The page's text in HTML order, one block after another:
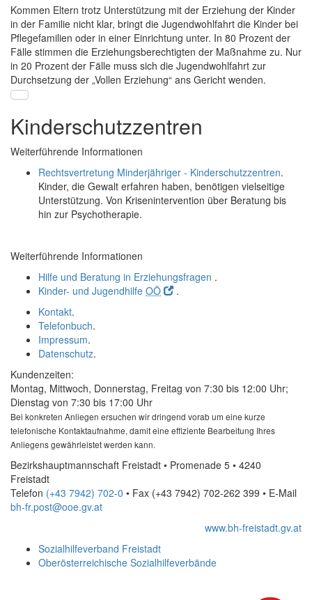
Kommen Eltern trotz Unterstützung mit der Erziehung der Kinder
in der Familie nicht klar, bringt die Jugendwohlfahrt die Kinder bei
Pflegefamilien oder in einer Einrichtung unter. In 80 Prozent der
Fälle stimmen die Erziehungsberechtigten der Maßnahme zu. Nur
in 20 Prozent der Fälle muss sich die Jugendwohlfahrt zur
Durchsetzung der „Vollen Erziehung“ ans Gericht wenden.
Kinderschutzzentren
Weiterführende Informationen
Rechtsvertretung Minderjähriger - Kinderschutzzentren.
Kinder, die Gewalt erfahren haben, benötigen vielseitige
Unterstützung. Von Krisenintervention über Beratung bis
hin zur Psychotherapie.
Weiterführende Informationen
Hilfe und Beratung in Erziehungsfragen .
Kinder- und Jugendhilfe OÖ
.
Kontakt.
Telefonbuch.
Impressum.
Datenschutz.
Kundenzeiten:
Montag, Mittwoch, Donnerstag, Freitag von 7:30 bis 12:00 Uhr;
Dienstag von 7:30 bis 17:00 Uhr
Bei konkreten Anliegen ersuchen wir dringend vorab um eine kurze
telefonische Kontaktaufnahme, damit eine effiziente Bearbeitung Ihres
Anliegens gewährleistet werden kann.
Bezirkshauptmannschaft Freistadt • Promenade 5 • 4240
Freistadt
Telefon (+43 7942) 702-0 • Fax (+43 7942) 702-262 399 • E-Mail
bh-fr.post@ooe.gv.at
www.bh-freistadt.gv.at
Sozialhilfeverband Freistadt
Oberösterreichische Sozialhilfeverbände